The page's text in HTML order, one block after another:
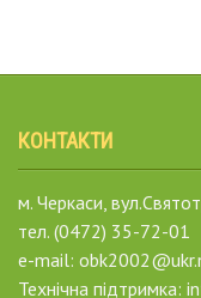
КОНТАКТИ
м. Черкаси,
тел. (0472) 35-72-01
e-mail:
Технічна підтримка: